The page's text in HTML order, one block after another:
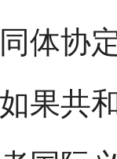
体协
果共